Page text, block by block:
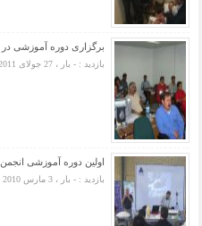
برگزاری دوره آموزشی
بازدید : - بار ، 27 جولای 2011
اولین دوره آموزشی
بازدید : - بار ، 3 مارس 2010